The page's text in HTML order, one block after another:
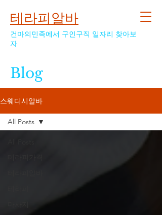
테라피알바
건마의민족에서 구인구직 일자리 찾아보
자
Blog
스웨디시알바
All Posts